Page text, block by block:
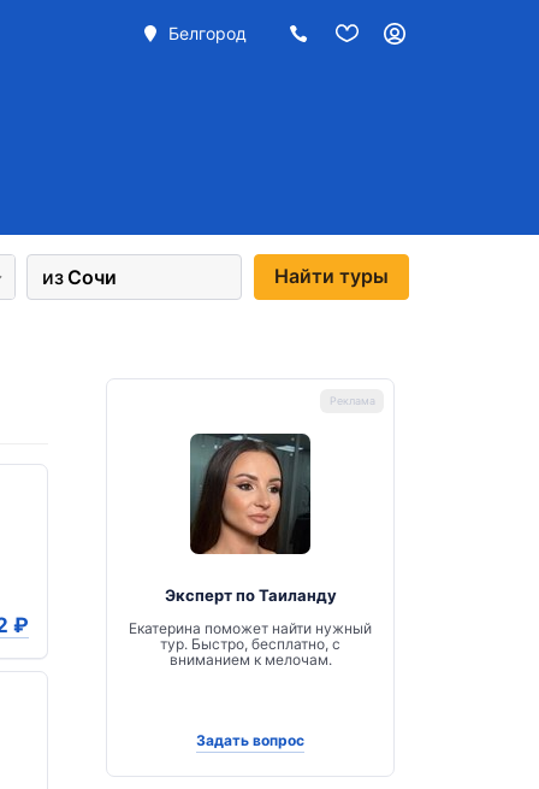
Белгород
Найти туры
₽
Эксперт по Таиланду
Екатерина поможет найти нужный
тур. Быстро, бесплатно, с
вниманием к мелочам.
Задать вопрос